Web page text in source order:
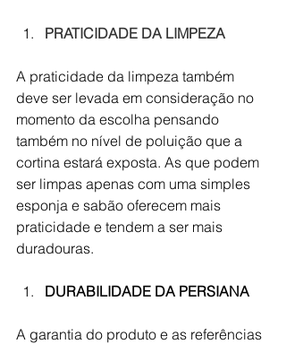
PRATICIDADE DA LIMPEZA
A praticidade da limpeza também
deve ser levada em consideração no
momento da escolha pensando
também no nível de poluição que a
cortina estará exposta. As que podem
ser limpas apenas com uma simples
esponja e sabão oferecem mais
praticidade e tendem a ser mais
duradouras.
DURABILIDADE DA PERSIANA
A garantia do produto e as referências